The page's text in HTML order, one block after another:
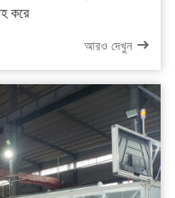
করে
আরও দেখুন